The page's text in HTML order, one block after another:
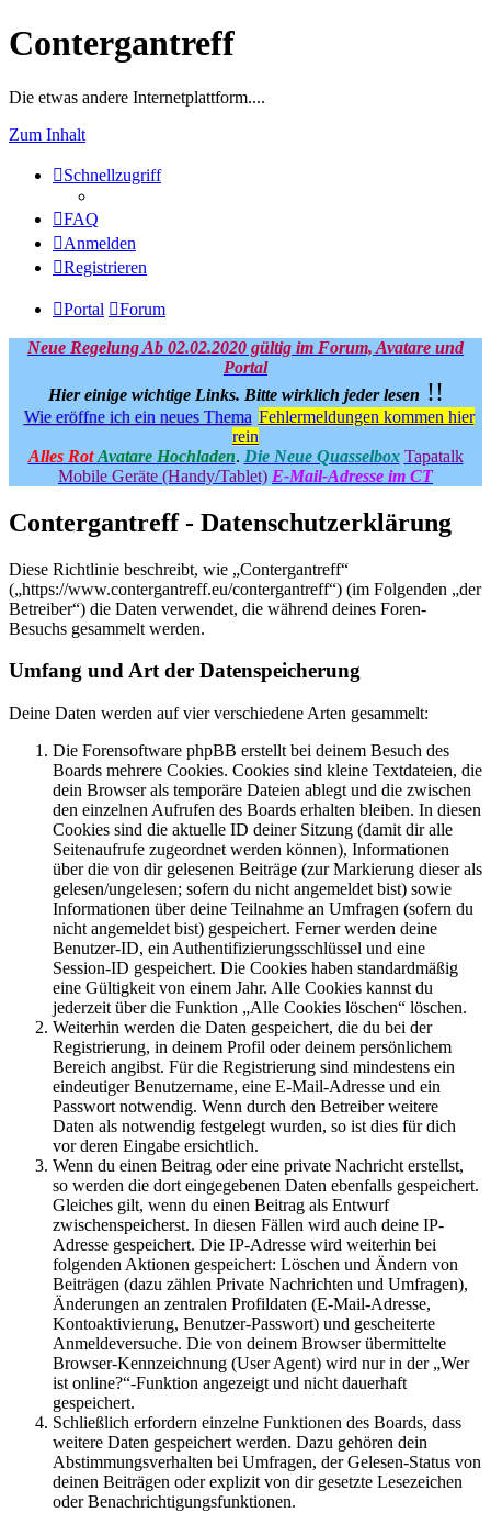
Contergantreff
Die etwas andere Internetplattform....
Zum Inhalt
Schnellzugriff
FAQ
Anmelden
Registrieren
Portal Forum
Neue Regelung Ab 02.02.2020 gültig im Forum, Avatare und
Portal
Hier einige wichtige Links. Bitte wirklich jeder lesen !!
Wie eröffne ich ein neues Thema Fehlermeldungen kommen hier
rein
Alles Rot Avatare Hochladen. Die Neue Quasselbox Tapatalk
Mobile Geräte (Handy/Tablet) E-Mail-Adresse im CT
Contergantreff - Datenschutzerklärung
Diese Richtlinie beschreibt, wie „Contergantreff“
(„https://www.contergantreff.eu/contergantreff“) (im Folgenden „der
Betreiber“) die Daten verwendet, die während deines Foren-
Besuchs gesammelt werden.
Umfang und Art der Datenspeicherung
Deine Daten werden auf vier verschiedene Arten gesammelt:
Die Forensoftware phpBB erstellt bei deinem Besuch des
Boards mehrere Cookies. Cookies sind kleine Textdateien, die
dein Browser als temporäre Dateien ablegt und die zwischen
den einzelnen Aufrufen des Boards erhalten bleiben. In diesen
Cookies sind die aktuelle ID deiner Sitzung (damit dir alle
Seitenaufrufe zugeordnet werden können), Informationen
über die von dir gelesenen Beiträge (zur Markierung dieser als
gelesen/ungelesen; sofern du nicht angemeldet bist) sowie
Informationen über deine Teilnahme an Umfragen (sofern du
nicht angemeldet bist) gespeichert. Ferner werden deine
Benutzer-ID, ein Authentifizierungsschlüssel und eine
Session-ID gespeichert. Die Cookies haben standardmäßig
eine Gültigkeit von einem Jahr. Alle Cookies kannst du
jederzeit über die Funktion „Alle Cookies löschen“ löschen.
Weiterhin werden die Daten gespeichert, die du bei der
Registrierung, in deinem Profil oder deinem persönlichem
Bereich angibst. Für die Registrierung sind mindestens ein
eindeutiger Benutzername, eine E-Mail-Adresse und ein
Passwort notwendig. Wenn durch den Betreiber weitere
Daten als notwendig festgelegt wurden, so ist dies für dich
vor deren Eingabe ersichtlich.
Wenn du einen Beitrag oder eine private Nachricht erstellst,
so werden die dort eingegebenen Daten ebenfalls gespeichert.
Gleiches gilt, wenn du einen Beitrag als Entwurf
zwischenspeicherst. In diesen Fällen wird auch deine IP-
Adresse gespeichert. Die IP-Adresse wird weiterhin bei
folgenden Aktionen gespeichert: Löschen und Ändern von
Beiträgen (dazu zählen Private Nachrichten und Umfragen),
Änderungen an zentralen Profildaten (E-Mail-Adresse,
Kontoaktivierung, Benutzer-Passwort) und gescheiterte
Anmeldeversuche. Die von deinem Browser übermittelte
Browser-Kennzeichnung (User Agent) wird nur in der „Wer
ist online?“-Funktion angezeigt und nicht dauerhaft
gespeichert.
Schließlich erfordern einzelne Funktionen des Boards, dass
weitere Daten gespeichert werden. Dazu gehören dein
Abstimmungsverhalten bei Umfragen, der Gelesen-Status von
deinen Beiträgen oder explizit von dir gesetzte Lesezeichen
oder Benachrichtigungsfunktionen.